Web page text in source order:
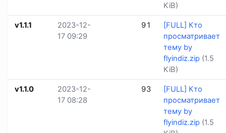
KiB)
v1.1.1
2023-12-
17 09:29
91
[FULL] Кто
просматривает
тему by
flyindiz.zip (1.5
KiB)
v1.1.0
2023-12-
17 08:28
93
[FULL] Кто
просматривает
тему by
flyindiz.zip (1.5